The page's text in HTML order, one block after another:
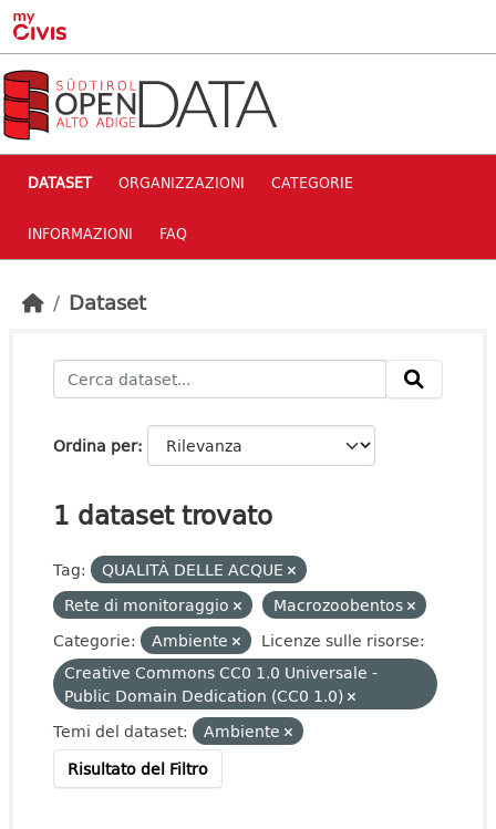
Skip to main content
DATASET ORGANIZZAZIONI CATEGORIE
INFORMAZIONI FAQ
Dataset
Ordina per
1 dataset trovato
Tag:
QUALITÀ DELLE ACQUE
Rete di monitoraggio
Macrozoobentos
Categorie:
Ambiente
Licenze sulle risorse:
Creative Commons CC0 1.0 Universale -
Public Domain Dedication (CC0 1.0)
Temi del dataset:
Ambiente
Risultato del Filtro